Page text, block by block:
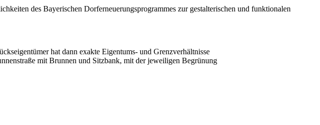
des Bayerischen Dorferneuerungsprogrammes zur gestalterischen und funktionalen
hat dann exakte Eigentums- und Grenzverhältnisse
mit Brunnen und Sitzbank, mit der jeweiligen Begrünung